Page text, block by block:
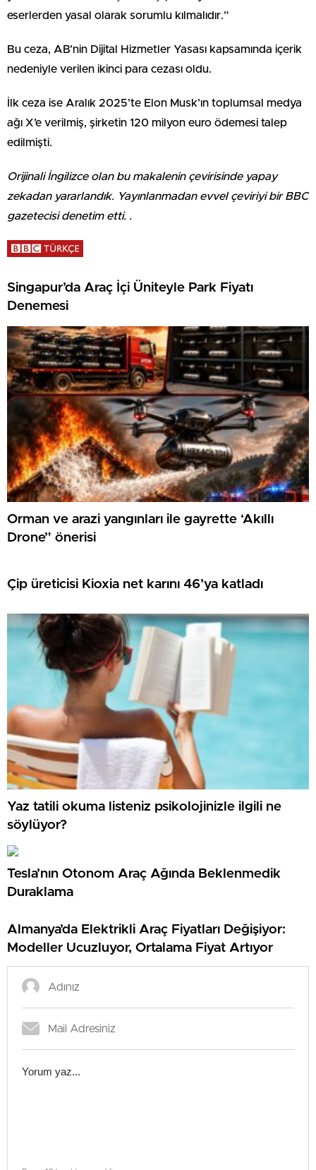
eserlerden yasal olarak sorumlu kılmalıdır.”
Bu ceza, AB’nin Dijital Hizmetler Yasası kapsamında içerik
nedeniyle verilen ikinci para cezası oldu.
İlk ceza ise Aralık 2025’te Elon Musk’ın toplumsal medya
ağı X’e verilmiş, şirketin 120 milyon euro ödemesi talep
edilmişti.
Orijinali İngilizce olan bu makalenin çevirisinde yapay
zekadan yararlandık. Yayınlanmadan evvel çeviriyi bir BBC
gazetecisi denetim etti. .
Singapur’da Araç İçi Üniteyle Park Fiyatı
Denemesi
Orman ve arazi yangınları ile gayrette ‘Akıllı
Drone” önerisi
Çip üreticisi Kioxia net karını 46’ya katladı
Yaz tatili okuma listeniz psikolojinizle ilgili ne
söylüyor?
Tesla’nın Otonom Araç Ağında Beklenmedik
Duraklama
Almanya’da Elektrikli Araç Fiyatları Değişiyor:
Modeller Ucuzluyor, Ortalama Fiyat Artıyor